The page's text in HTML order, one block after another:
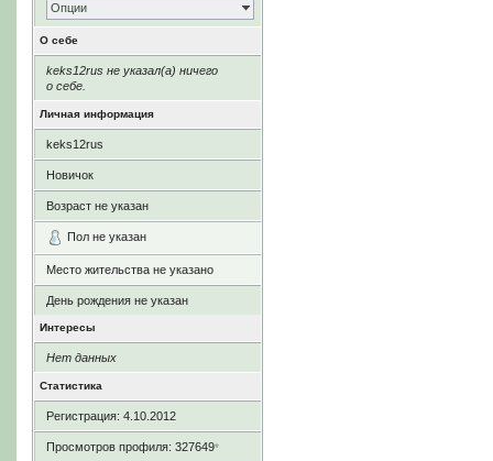
Опции
О себе
keks12rus не указал(а) ничего
о себе.
Личная информация
keks12rus
Новичок
Возраст не указан
Пол не указан
Место жительства не указано
День рождения не указан
Интересы
Нет данных
Статистика
Регистрация: 4.10.2012
Просмотров профиля: 327649*